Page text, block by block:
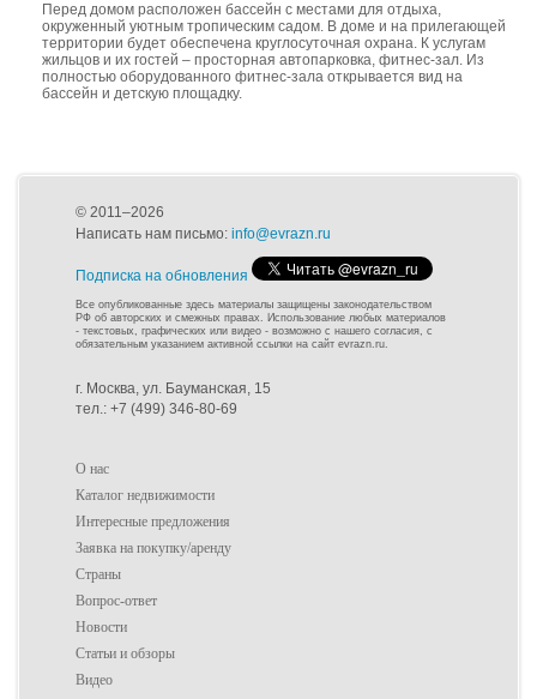
Перед домом расположен бассейн с местами для отдыха,
окруженный уютным тропическим садом. В доме и на прилегающей
территории будет обеспечена круглосуточная охрана. К услугам
жильцов и их гостей – просторная автопарковка, фитнес-зал. Из
полностью оборудованного фитнес-зала открывается вид на
бассейн и детскую площадку.
© 2011–2026
Написать нам письмо: info@evrazn.ru
Подписка на обновления
Все опубликованные здесь материалы защищены законодательством
РФ об авторских и смежных правах. Использование любых материалов
- текстовых, графических или видео - возможно с нашего согласия, с
обязательным указанием активной ссылки на сайт evrazn.ru.
г. Москва, ул. Бауманская, 15
тел.: +7 (499) 346-80-69
О нас
Каталог недвижимости
Интересные предложения
Заявка на покупку/аренду
Страны
Вопрос-ответ
Новости
Статьи и обзоры
Видео